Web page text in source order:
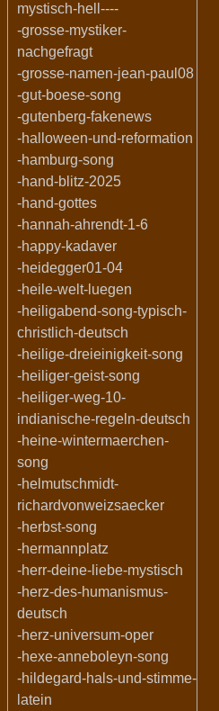
mystisch-hell----
-grosse-mystiker-
nachgefragt
-grosse-namen-jean-paul08
-gut-boese-song
-gutenberg-fakenews
-halloween-und-reformation
-hamburg-song
-hand-blitz-2025
-hand-gottes
-hannah-ahrendt-1-6
-happy-kadaver
-heidegger01-04
-heile-welt-luegen
-heiligabend-song-typisch-
christlich-deutsch
-heilige-dreieinigkeit-song
-heiliger-geist-song
-heiliger-weg-10-
indianische-regeln-deutsch
-heine-wintermaerchen-
song
-helmutschmidt-
richardvonweizsaecker
-herbst-song
-hermannplatz
-herr-deine-liebe-mystisch
-herz-des-humanismus-
deutsch
-herz-universum-oper
-hexe-anneboleyn-song
-hildegard-hals-und-stimme-
latein